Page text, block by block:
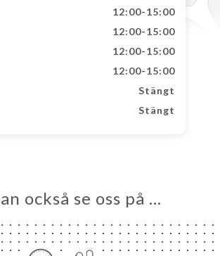
12:00-15:00
12:00-15:00
12:00-15:00
12:00-15:00
Stängt
Stängt
också se oss på …